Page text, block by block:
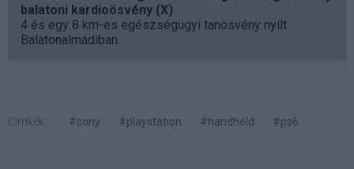
balatoni kardioösvény (X)
4 és egy 8 km-es egészségügyi tanösvény nyílt
Balatonalmádiban.
Címkék: #sony #playstation #handheld #ps6